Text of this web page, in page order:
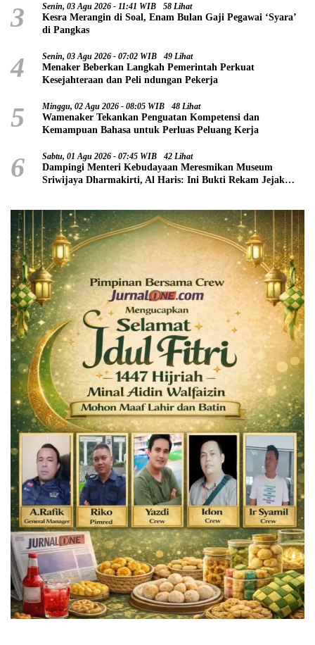
3 Senin, 03 Agu 2026 - 11:41 WIB 58 Lihat
Kesra Merangin di Soal, Enam Bulan Gaji Pegawai ‘Syara’
di Pangkas
4 Senin, 03 Agu 2026 - 07:02 WIB 49 Lihat
Menaker Beberkan Langkah Pemerintah Perkuat
Kesejahteraan dan Peli ndungan Pekerja
5 Minggu, 02 Agu 2026 - 08:05 WIB 48 Lihat
Wamenaker Tekankan Penguatan Kompetensi dan
Kemampuan Bahasa untuk Perluas Peluang Kerja
6 Sabtu, 01 Agu 2026 - 07:45 WIB 42 Lihat
Dampingi Menteri Kebudayaan Meresmikan Museum
Sriwijaya Dharmakirti, Al Haris: Ini Bukti Rekam Jejak